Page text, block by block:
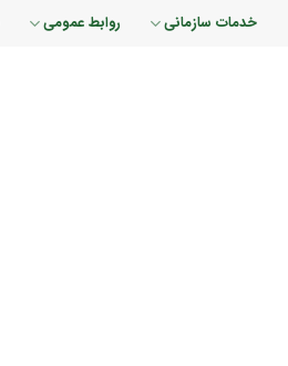
خدمات سازمانی روابط عمومی